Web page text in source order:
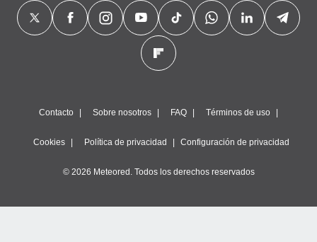
Contacto Sobre nosotros FAQ Términos de uso
Cookies Política de privacidad Configuración de privacidad
© 2026 Meteored. Todos los derechos reservados